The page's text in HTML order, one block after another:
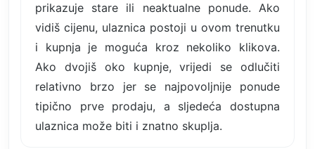
prikazuje stare ili neaktualne ponude. Ako
vidiš cijenu, ulaznica postoji u ovom trenutku
i kupnja je moguća kroz nekoliko klikova.
Ako dvojiš oko kupnje, vrijedi se odlučiti
relativno brzo jer se najpovoljnije ponude
tipično prve prodaju, a sljedeća dostupna
ulaznica može biti i znatno skuplja.